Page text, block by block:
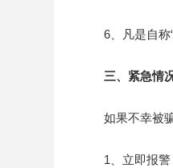
6、凡是自称“
三、紧急情
如果不幸被骗
1、立即报警